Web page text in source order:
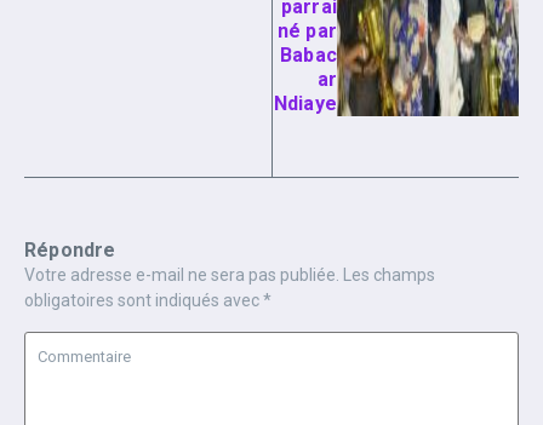
parrai
né par
Babac
ar
Ndiaye
Répondre
Votre adresse e-mail ne sera pas publiée.
Les champs
obligatoires sont indiqués avec*